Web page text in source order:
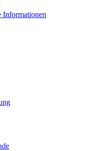
Informationen